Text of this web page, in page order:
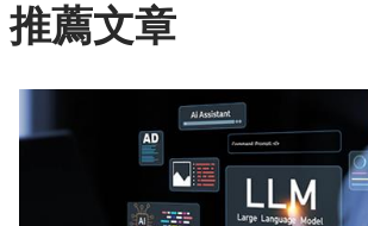
推薦文章